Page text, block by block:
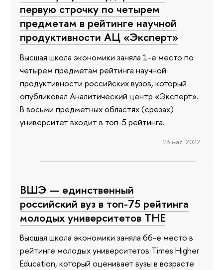
первую строчку по четырем
предметам в рейтинге научной
продуктивности АЦ «Эксперт»
Высшая школа экономики заняла 1-е место по
четырем предметам рейтинга научной
продуктивности российских вузов, который
опубликовал Аналитический центр «Эксперт».
В восьми предметных областях (срезах)
университет входит в топ-5 рейтинга.
23 мая 2022
ВШЭ — единственный
российский вуз в топ-75 рейтинга
молодых университетов ТНЕ
Высшая школа экономики заняла 66-е место в
рейтинге молодых университетов Times Higher
Education, который оценивает вузы в возрасте